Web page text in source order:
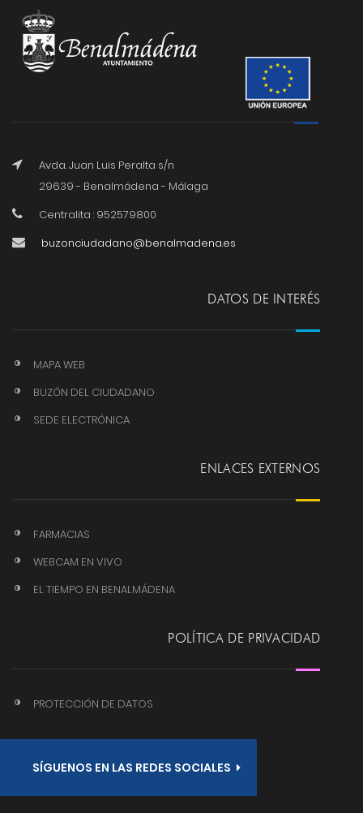
Avda. Juan Luis Peralta s/n
29639 - Benalmádena - Málaga
Centralita : 952579800
buzonciudadano@benalmadena.es
DATOS DE INTERÉS
MAPA WEB
BUZÓN DEL CIUDADANO
SEDE ELECTRÓNICA
ENLACES EXTERNOS
FARMACIAS
WEBCAM EN VIVO
EL TIEMPO EN BENALMÁDENA
POLÍTICA DE PRIVACIDAD
PROTECCIÓN DE DATOS
SÍGUENOS EN LAS REDES SOCIALES